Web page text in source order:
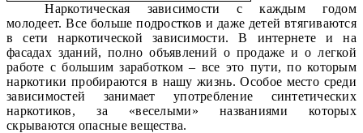
Наркотическая зависимости с каждым годом
молодеет. Все больше подростков и даже детей втягиваются
в сети наркотической зависимости. В интернете и на
фасадах зданий, полно объявлений о продаже и о легкой
работе с большим заработком – все это пути, по которым
наркотики пробираются в нашу жизнь. Особое место среди
зависимостей занимает употребление синтетических
наркотиков, за «веселыми» названиями которых
скрываются опасные вещества.